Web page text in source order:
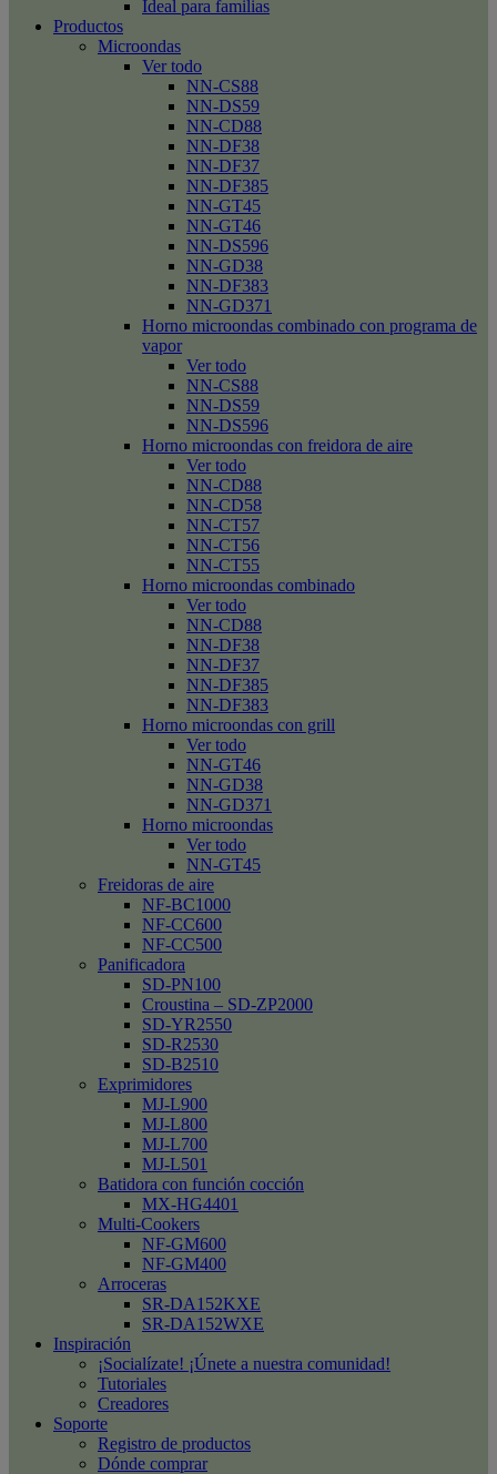
Ideal para familias
Productos
Microondas
Ver todo
NN-CS88
NN-DS59
NN-CD88
NN-DF38
NN-DF37
NN-DF385
NN-GT45
NN-GT46
NN-DS596
NN-GD38
NN-DF383
NN-GD371
Horno microondas combinado con programa de
vapor
Ver todo
NN-CS88
NN-DS59
NN-DS596
Horno microondas con freidora de aire
Ver todo
NN-CD88
NN-CD58
NN-CT57
NN-CT56
NN-CT55
Horno microondas combinado
Ver todo
NN-CD88
NN-DF38
NN-DF37
NN-DF385
NN-DF383
Horno microondas con grill
Ver todo
NN-GT46
NN-GD38
NN-GD371
Horno microondas
Ver todo
NN-GT45
Freidoras de aire
NF-BC1000
NF-CC600
NF-CC500
Panificadora
SD-PN100
Croustina – SD-ZP2000
SD-YR2550
SD-R2530
SD-B2510
Exprimidores
MJ-L900
MJ-L800
MJ-L700
MJ-L501
Batidora con función cocción
MX-HG4401
Multi-Cookers
NF-GM600
NF-GM400
Arroceras
SR-DA152KXE
SR-DA152WXE
Inspiración
¡Socialízate! ¡Únete a nuestra comunidad!
Tutoriales
Creadores
Soporte
Registro de productos
Dónde comprar